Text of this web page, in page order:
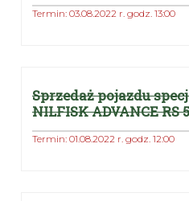
Termin: 03.08.2022 r. godz. 13:00
Sprzedaż pojazdu
NILFISK ADVANCE RS
Termin: 01.08.2022 r. godz. 12:00